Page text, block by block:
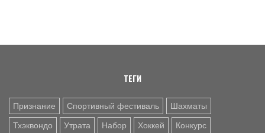
6 АВГ. 12:55 ГРЕБЛЯ НА БАЙДАРКАХ И КАНОЭ
ТЕГИ
Признание Спортивный фестиваль Шахматы
Тхэквондо Утрата Набор Хоккей Конкурс